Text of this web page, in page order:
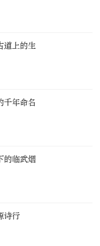
上的生
千年命名
的临武烟
诗行